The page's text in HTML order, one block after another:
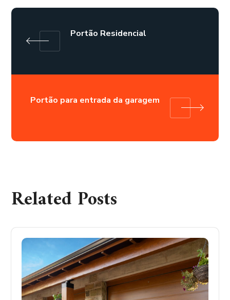
Portão Residencial
Portão para entrada da garagem
Related Posts